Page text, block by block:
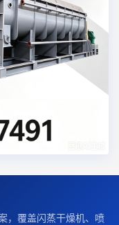
，覆盖闪蒸干燥机、喷